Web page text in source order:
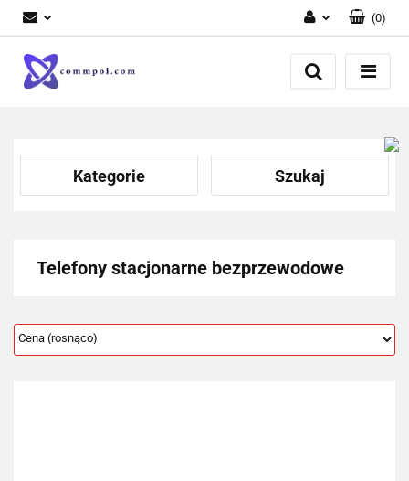
Zaloguj się
Zarejestruj się
(0)
Kategorie Szukaj
Telefony stacjonarne bezprzewodowe